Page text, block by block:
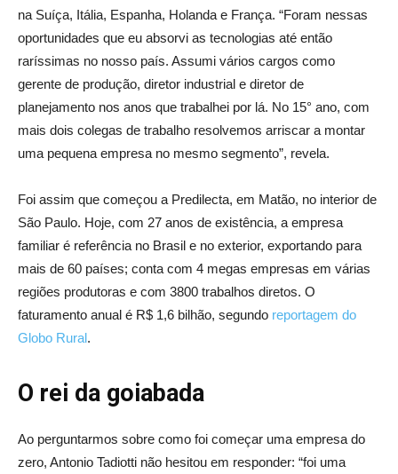
na Suíça, Itália, Espanha, Holanda e França. “Foram nessas
oportunidades que eu absorvi as tecnologias até então
raríssimas no nosso país. Assumi vários cargos como
gerente de produção, diretor industrial e diretor de
planejamento nos anos que trabalhei por lá. No 15° ano, com
mais dois colegas de trabalho resolvemos arriscar a montar
uma pequena empresa no mesmo segmento”, revela.
Foi assim que começou a Predilecta, em Matão, no interior de
São Paulo. Hoje, com 27 anos de existência, a empresa
familiar é referência no Brasil e no exterior, exportando para
mais de 60 países; conta com 4 megas empresas em várias
regiões produtoras e com 3800 trabalhos diretos. O
faturamento anual é R$ 1,6 bilhão, segundo reportagem do
Globo Rural.
O rei da goiabada
Ao perguntarmos sobre como foi começar uma empresa do
zero, Antonio Tadiotti não hesitou em responder: “foi uma